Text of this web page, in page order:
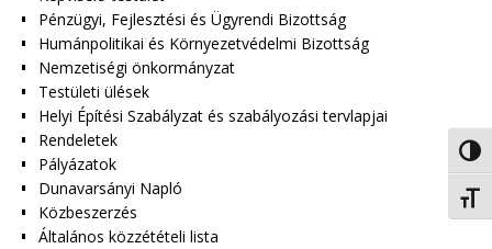
Pénzügyi, Fejlesztési és Ügyrendi Bizottság
Humánpolitikai és Környezetvédelmi Bizottság
Nemzetiségi önkormányzat
Testületi ülések
Helyi Építési Szabályzat és szabályozási tervlapjai
Rendeletek
Pályázatok
Dunavarsányi Napló
Közbeszerzés
Általános közzétételi lista